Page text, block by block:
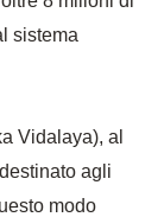
sistema
Vidalaya), al
agli
modo